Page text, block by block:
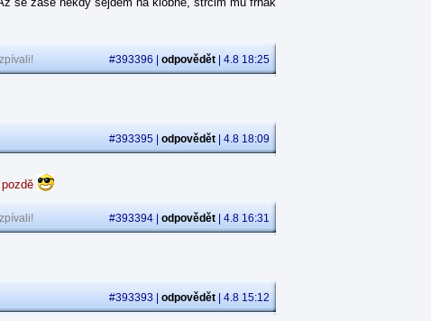
#393396 | odpovědět | 4.8 18:25
#393395 | odpovědět | 4.8 18:09
#393394 | odpovědět | 4.8 16:31
#393393 | odpovědět | 4.8 15:12